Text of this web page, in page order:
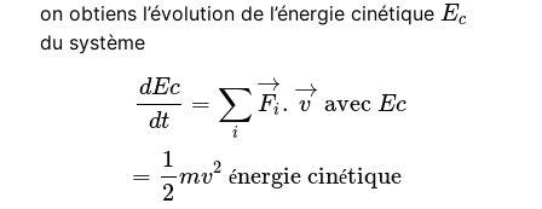
on obtiens l’évolution de l’énergie cinétiqueEc
Ec
du système
dEc
dt
= ∑
i
Fi
→
. v
→
avec Ec
=
1
2
mv2 énergie cinétique
i→.v→ avecEc= 2m énergie cinétique